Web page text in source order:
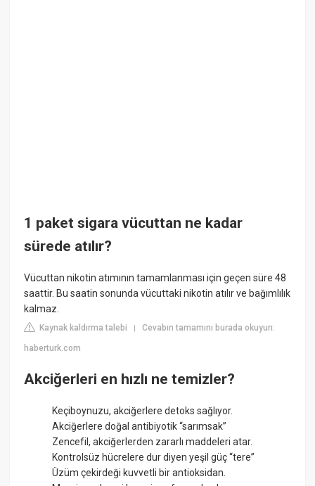
1 paket sigara vücuttan ne kadar
sürede atılır?
Vücuttan nikotin atımının tamamlanması için geçen süre 48
saattir. Bu saatin sonunda vücuttaki nikotin atılır ve bağımlılık
kalmaz.
Kaynak kaldırma talebi |Cevabın tamamını burada okuyun:
haberturk.com
Akciğerleri en hızlı ne temizler?
Keçiboynuzu, akciğerlere detoks sağlıyor.
Akciğerlere doğal antibiyotik “sarımsak”
Zencefil, akciğerlerden zararlı maddeleri atar.
Kontrolsüz hücrelere dur diyen yeşil güç “tere”
Üzüm çekirdeği kuvvetli bir antioksidan.